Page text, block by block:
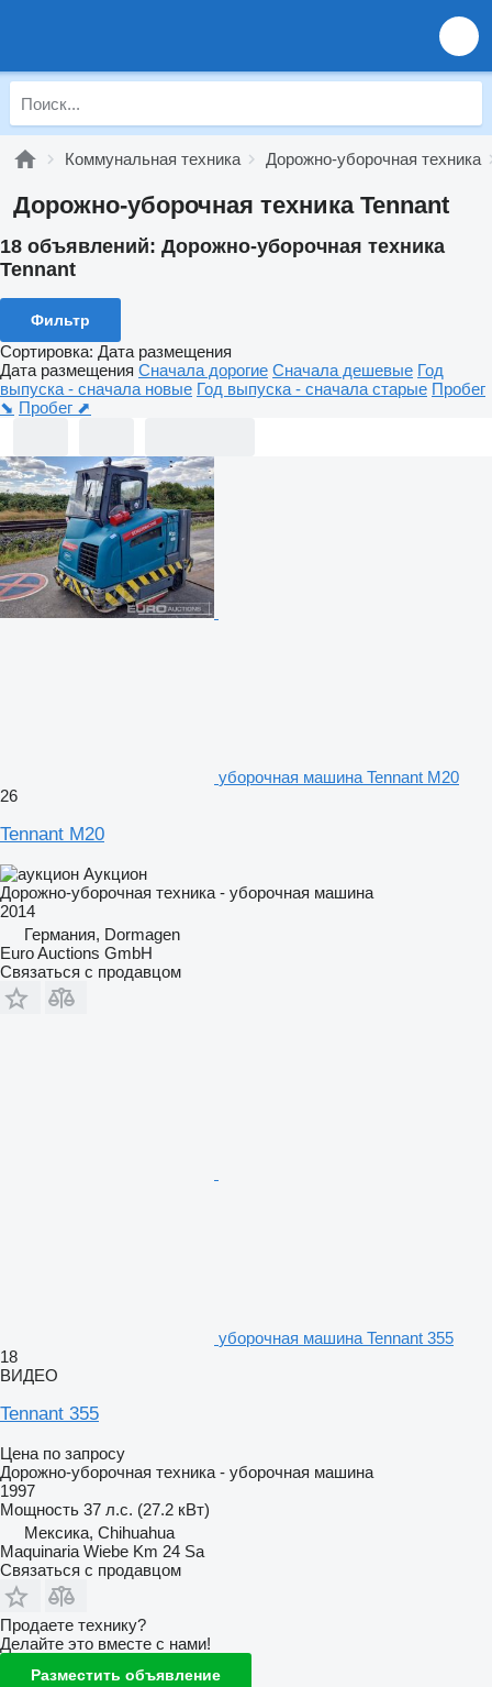
Коммунальная техника Дорожно-уборочная техника
Дорожно-уборочная техника Tennant
18 объявлений: Дорожно-уборочная техника
Tennant
Фильтр
Сортировка: Дата размещения
Дата размещения Сначала дорогие Сначала дешевые Год
выпуска - сначала новые Год выпуска - сначала старые Пробег
⬊ Пробег ⬈
уборочная машина Tennant M20
26
Tennant M20
Аукцион
Дорожно-уборочная техника - уборочная машина
2014
Германия, Dormagen
Euro Auctions GmbH
Связаться с продавцом
уборочная машина Tennant 355
18
ВИДЕО
Tennant 355
Цена по запросу
Дорожно-уборочная техника - уборочная машина
1997
Мощность 37 л.с. (27.2 кВт)
Мексика, Chihuahua
Maquinaria Wiebe Km 24 Sa
Связаться с продавцом
Продаете технику?
Делайте это вместе с нами!
Разместить объявление